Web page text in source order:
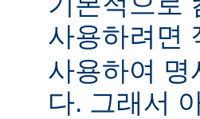
사용하려면
사용하여 명
다. 그래서